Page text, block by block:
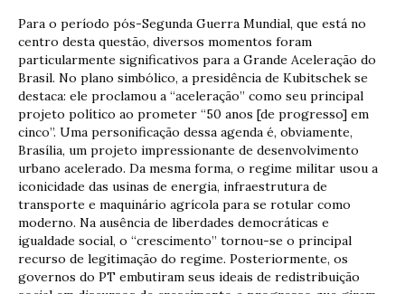
Para o período pós-Segunda Guerra Mundial, que está no
centro desta questão, diversos momentos foram
particularmente significativos para a Grande Aceleração do
Brasil. No plano simbólico, a presidência de Kubitschek se
destaca: ele proclamou a “aceleração” como seu principal
projeto político ao prometer “50 anos [de progresso] em
cinco”. Uma personificação dessa agenda é, obviamente,
Brasília, um projeto impressionante de desenvolvimento
urbano acelerado. Da mesma forma, o regime militar usou a
iconicidade das usinas de energia, infraestrutura de
transporte e maquinário agrícola para se rotular como
moderno. Na ausência de liberdades democráticas e
igualdade social, o “crescimento” tornou-se o principal
recurso de legitimação do regime. Posteriormente, os
governos do PT embutiram seus ideais de redistribuição